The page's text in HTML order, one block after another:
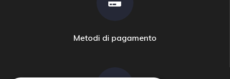
Metodi di pagamento